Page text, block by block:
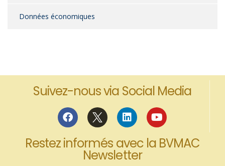
Données économiques
Suivez-nous via Social Media
Restez informés avec la BVMAC
Newsletter